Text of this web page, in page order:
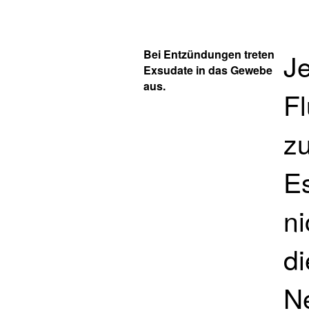
Bei Entzündungen treten
Exsudate in das Gewebe
aus.